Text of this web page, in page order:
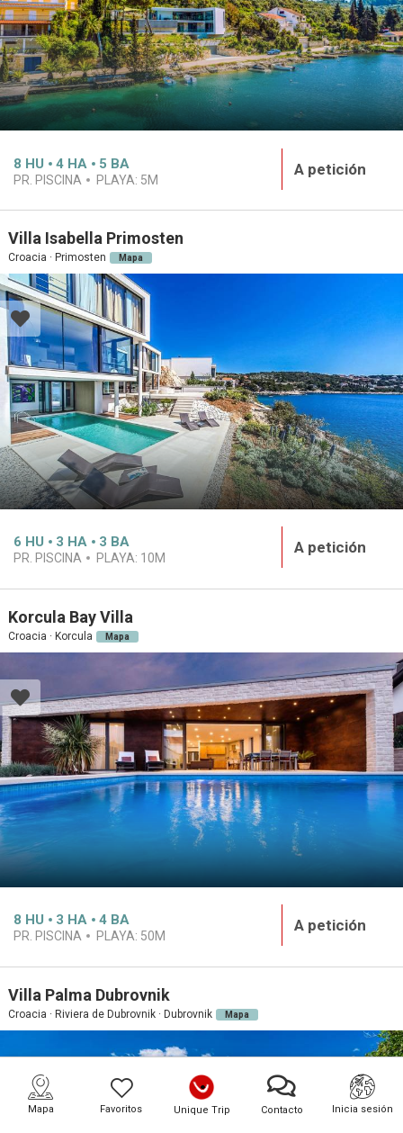
Mapa Favoritos Unique Trip Contacto Inicia sesión
8 HU 4 HA 5 BA
PR. PISCINA PLAYA: 5M
A petición
Villa Isabella Primosten
Croacia · Primosten Mapa
6 HU 3 HA 3 BA
PR. PISCINA PLAYA: 10M
A petición
Korcula Bay Villa
Croacia · Korcula Mapa
8 HU 3 HA 4 BA
PR. PISCINA PLAYA: 50M
A petición
Villa Palma Dubrovnik
Croacia · Riviera de Dubrovnik · Dubrovnik Mapa